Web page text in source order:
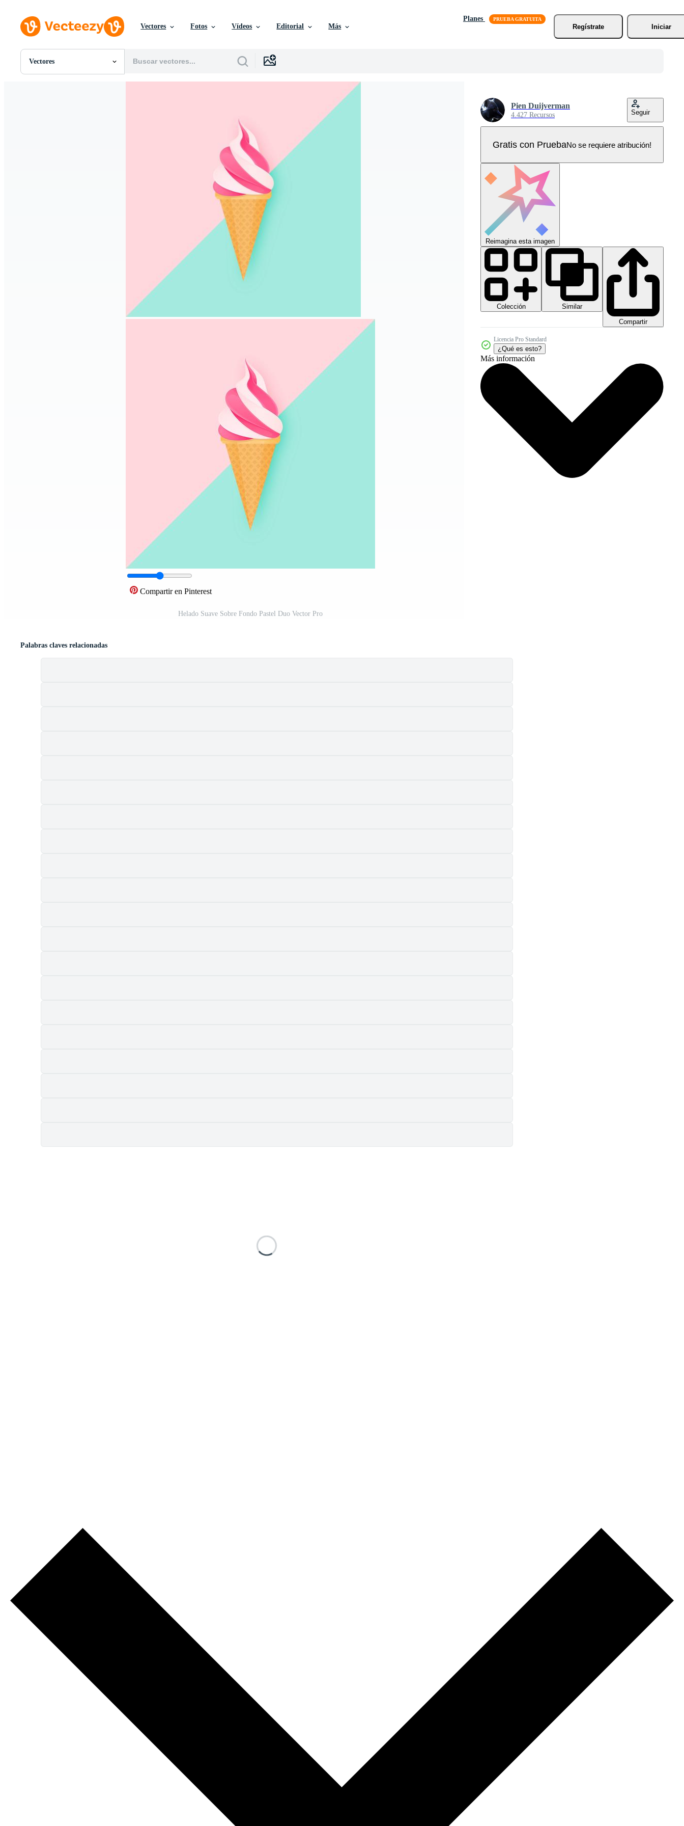
Vectores Fotos Vídeos Editorial Más
Planes
Regístrate
Iniciar
Vectores
Todas Imágenes
Compartir en Pinterest
Helado Suave Sobre Fondo Pastel Duo Vector Pro
Pien Duijverman
4.427 Recursos Seguir
Gratis con PruebaNo se requiere atribución!
Reimagina esta imagen
Colección
Similar
Compartir
Licencia Pro Standard
¿Qué es esto?
Más información
Palabras claves relacionadas